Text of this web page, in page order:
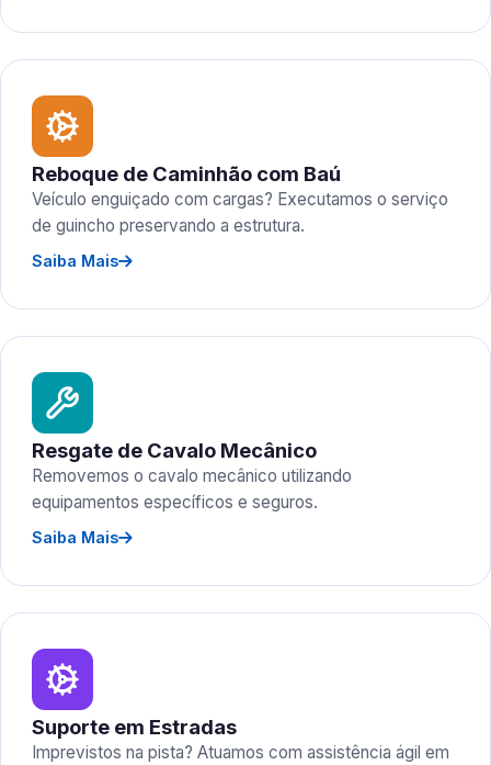
Reboque de Caminhão com Baú
Veículo enguiçado com cargas? Executamos o serviço
de guincho preservando a estrutura.
Saiba Mais
Resgate de Cavalo Mecânico
Removemos o cavalo mecânico utilizando
equipamentos específicos e seguros.
Saiba Mais
Suporte em Estradas
Imprevistos na pista? Atuamos com assistência ágil em